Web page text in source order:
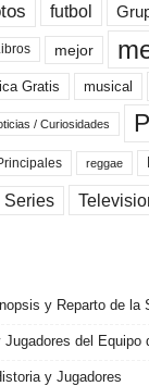
futbol
Libros mejor
Gratis musical
/ Curiosidades
reggae
Series
y Reparto de la
del Equipo
y Jugadores